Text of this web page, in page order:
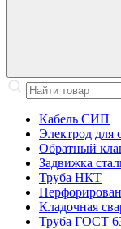
Кабель СИП
Электрод для
Обратный
Задвижка
Труба НКТ
Кладочная
Труба ГОСТ